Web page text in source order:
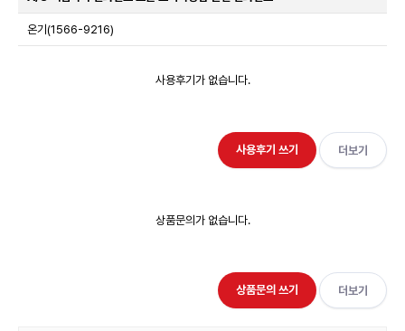
온기(1566-9216)
사용후기가 없습니다.
사용후기 쓰기 더보기
상품문의가 없습니다.
상품문의 쓰기 더보기